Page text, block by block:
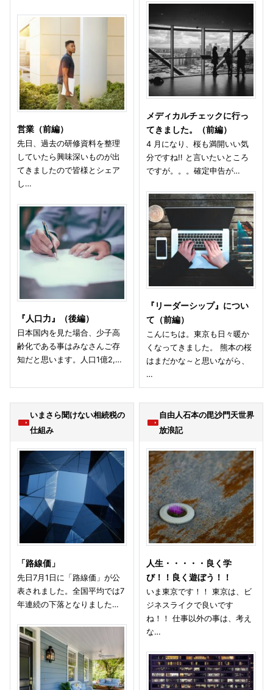
営業（前編）
先日、過去の研修資料を整理
していたら興味深いものが出
てきましたので皆様とシェア
し…
『人口力』（後編）
日本国内を見た場合、少子高
齢化である事はみなさんご存
知だと思います。人口1億2,…
メディカルチェックに行っ
てきました。（前編）
4 月になり、桜も満開いい気
分ですね!! と言いたいところ
ですが。。。確定申告が…
『リーダーシップ』につい
て（前編）
こんにちは。東京も日々暖か
くなってきました。 熊本の桜
はまだかな～と思いながら、
…
いまさら聞けない相続税の
仕組み
「路線価」
先日7月1日に「路線価」が公
表されました。全国平均では7
年連続の下落となりました…
自由人石本の毘沙門天世界
放浪記
人生・・・・・良く学
び！！良く遊ぼう！！
いま東京です！！ 東京は、ビ
ジネスライクで良いです
ね！！ 仕事以外の事は、考え
な…